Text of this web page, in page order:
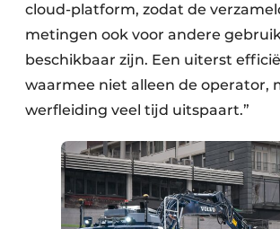
cloud-platform, zodat de
metingen ook voor andere
beschikbaar zijn. Een uiterst
waarmee niet alleen de operator,
werfleiding veel tijd uitspaart.”